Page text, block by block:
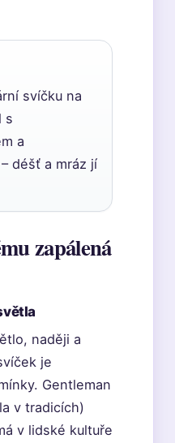
svíčku na
s
a
déšť a mráz jí
zapálená
naději a
je
Gentleman
v tradicích)
v lidské kultuře